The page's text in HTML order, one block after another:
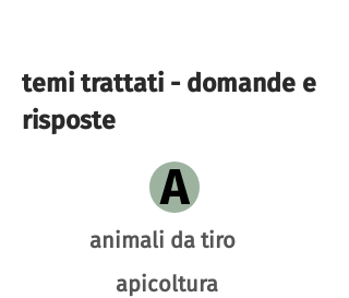
temi trattati - domande e
risposte
A
animali da tiro
apicoltura